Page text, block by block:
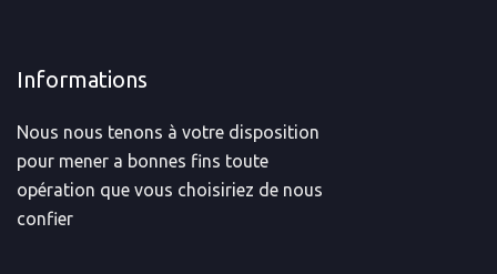
Informations
Nous nous tenons à votre disposition
pour mener a bonnes fins toute
opération que vous choisiriez de nous
confier